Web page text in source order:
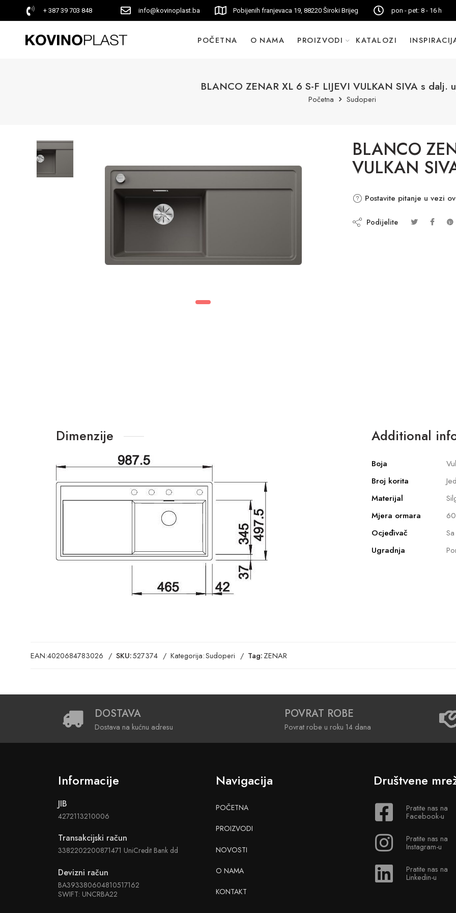
+ 387 39 703 848 info@kovinoplast.ba Pobijenih franjevaca 19, 88220 Široki Brijeg pon - pet: 8 - 16 h
POČETNA O NAMA PROIZVODI KATALOZI
BLANCO ZENAR XL 6 S-F LIJEVI VULKAN SIVA s dalj.
Početna Sudoperi
BLANCO
VULKAN
Postavite pitanje u vezi
Podijelite
Dimenzije Additional
Boja
Broj korita
Materijal
Mjera ormara
Ocjeđivač
Ugradnja
EAN:4020684783026 SKU:527374 Kategorija:Sudoperi Tag:ZENAR
DOSTAVA
Dostava na kućnu adresu
POVRAT ROBE
Povrat robe u roku 14 dana
Informacije
JIB
4272113210006
Transakcijski račun
3382202200871471 UniCredit Bank dd
Devizni račun
BA393380604810517162
SWIFT: UNCRBA22
Navigacija
POČETNA
PROIZVODI
NOVOSTI
O NAMA
KONTAKT
Društvene
Pratite nas na
Facebook-u
Pratite nas na
Instagram-u
Pratite nas na
Linkedin-u